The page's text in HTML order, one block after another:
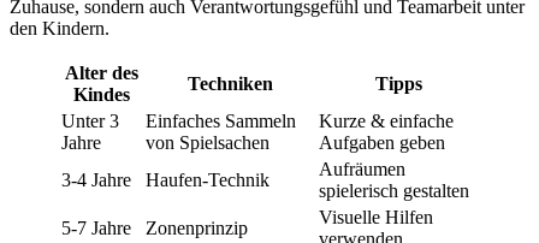
Zuhause, sondern auch Verantwortungsgefühl und Teamarbeit unter
den Kindern.
Alter des
Kindes
Techniken
Tipps
Unter 3
Jahre
Einfaches Sammeln
von Spielsachen
Kurze & einfache
Aufgaben geben
3-4 Jahre
Haufen-Technik
Aufräumen
spielerisch gestalten
5-7 Jahre
Zonenprinzip
Visuelle Hilfen